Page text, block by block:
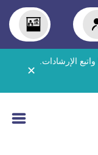
واتبع الإرشادات.
✕